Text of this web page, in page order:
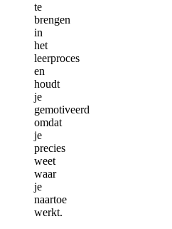
te
brengen
in
het
leerproces
en
houdt
je
gemotiveerd
omdat
je
precies
weet
waar
je
naartoe
werkt.